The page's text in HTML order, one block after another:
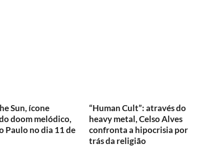
Sun, ícone
doom melódico,
Paulo no dia 11 de
“Human Cult”: através do
heavy metal, Celso Alves
confronta a hipocrisia por
trás da religião